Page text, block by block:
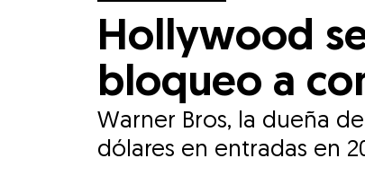
Hollywood
bloqueo a
Warner Bros, la dueña
dólares en entradas en